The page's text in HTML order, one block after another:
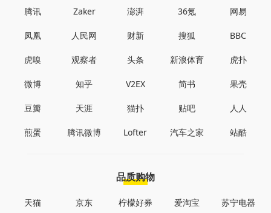
腾讯 Zaker 澎湃 36氪 网易
凤凰 人民网 财新 搜狐 BBC
虎嗅 观察者 头条 新浪体育 虎扑
微博 知乎 V2EX 简书 果壳
豆瓣 天涯 猫扑 贴吧 人人
煎蛋 腾讯微博 Lofter 汽车之家 站酷
品质购物
天猫 京东 柠檬好券 爱淘宝 苏宁电器